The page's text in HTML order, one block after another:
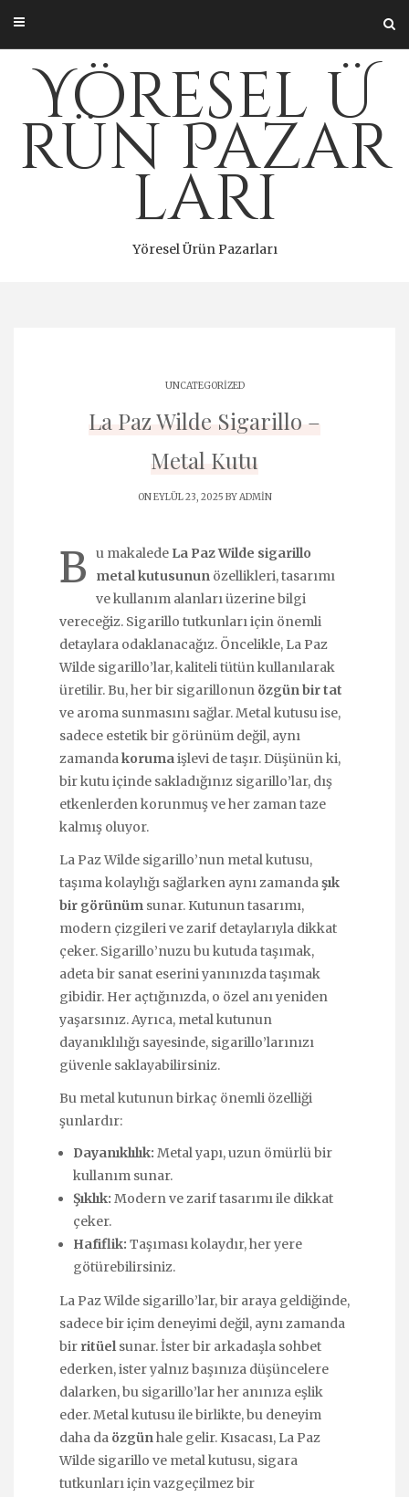
content
Yöresel Ü
rün Pazar
ları
Yöresel Ürün Pazarları
UNCATEGORIZED
La Paz Wilde Sigarillo –
Metal Kutu
ON EYLÜL 23, 2025 BYADMIN
B u makalede La Paz Wilde sigarillo
metal kutusunun özellikleri, tasarımı
ve kullanım alanları üzerine bilgi
vereceğiz. Sigarillo tutkunları için önemli
detaylara odaklanacağız. Öncelikle, La Paz
Wilde sigarillo’lar, kaliteli tütün kullanılarak
üretilir. Bu, her bir sigarillonun özgün bir tat
ve aroma sunmasını sağlar. Metal kutusu ise,
sadece estetik bir görünüm değil, aynı
zamandakorumaişlevi de taşır. Düşünün ki,
bir kutu içinde sakladığınız sigarillo’lar, dış
etkenlerden korunmuş ve her zaman taze
kalmış oluyor.
La Paz Wilde sigarillo’nun metal kutusu,
taşıma kolaylığı sağlarken aynı zamandaşık
bir görünüm sunar. Kutunun tasarımı,
modern çizgileri ve zarif detaylarıyla dikkat
çeker. Sigarillo’nuzu bu kutuda taşımak,
adeta bir sanat eserini yanınızda taşımak
gibidir. Her açtığınızda, o özel anı yeniden
yaşarsınız. Ayrıca, metal kutunun
dayanıklılığı sayesinde, sigarillo’larınızı
güvenle saklayabilirsiniz.
Bu metal kutunun birkaç önemli özelliği
şunlardır:
Dayanıklılık: Metal yapı, uzun ömürlü bir
kullanım sunar.
Şıklık: Modern ve zarif tasarımı ile dikkat
çeker.
Hafiflik: Taşıması kolaydır, her yere
götürebilirsiniz.
La Paz Wilde sigarillo’lar, bir araya geldiğinde,
sadece bir içim deneyimi değil, aynı zamanda
bir ritüel sunar. İster bir arkadaşla sohbet
ederken, ister yalnız başınıza düşüncelere
dalarken, bu sigarillo’lar her anınıza eşlik
eder. Metal kutusu ile birlikte, bu deneyim
daha da özgün hale gelir. Kısacası, La Paz
Wilde sigarillo ve metal kutusu, sigara
tutkunları için vazgeçilmez bir